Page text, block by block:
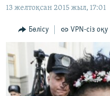
to
Navigation
ҚАҢТАР ОҚИҒАСЫ
АДАМ ҚҰҚЫҚТАРЫ
ӘЛЕУМЕТ
ӘЛЕМ
АРНАЙЫ ЖОБАЛАР
13 желтоқсан 2015 жыл, 17:01
Бөлісу VPN-сіз оқу